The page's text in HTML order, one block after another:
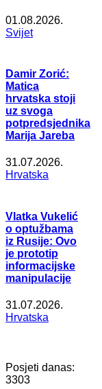
01.08.2026.
Svijet
Damir Zorić:
Matica
hrvatska stoji
uz svoga
potpredsjednika
Marija Jareba
31.07.2026.
Hrvatska
Vlatka Vukelić
o optužbama
iz Rusije: Ovo
je prototip
informacijske
manipulacije
31.07.2026.
Hrvatska
Posjeti danas:
3303